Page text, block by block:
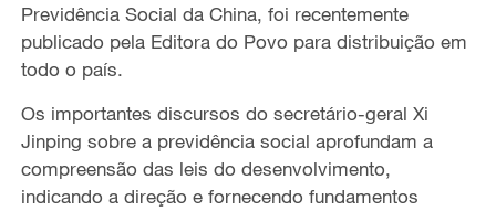
Previdência Social da China, foi recentemente
publicado pela Editora do Povo para distribuição em
todo o país.
Os importantes discursos do secretário-geral Xi
Jinping sobre a previdência social aprofundam a
compreensão das leis do desenvolvimento,
indicando a direção e fornecendo fundamentos